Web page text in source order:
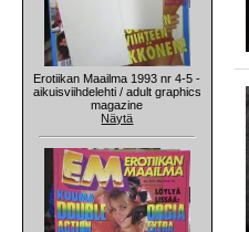
Erotiikan Maailma 1993 nr 4-5 -
aikuisviihdelehti / adult graphics
magazine
Näytä